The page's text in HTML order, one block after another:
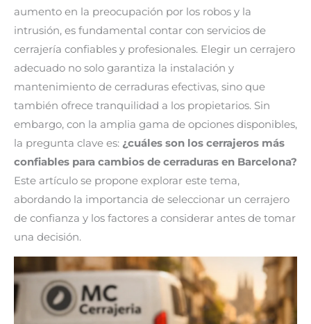
aumento en la preocupación por los robos y la
intrusión, es fundamental contar con servicios de
cerrajería confiables y profesionales. Elegir un cerrajero
adecuado no solo garantiza la instalación y
mantenimiento de cerraduras efectivas, sino que
también ofrece tranquilidad a los propietarios. Sin
embargo, con la amplia gama de opciones disponibles,
la pregunta clave es: ¿cuáles son los cerrajeros más
confiables para cambios de cerraduras en Barcelona?
Este artículo se propone explorar este tema,
abordando la importancia de seleccionar un cerrajero
de confianza y los factores a considerar antes de tomar
una decisión.